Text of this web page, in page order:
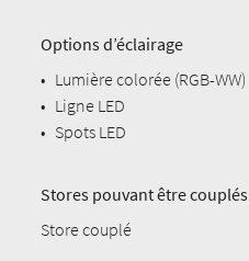
Options d’éclairage
• Lumière colorée (RGB-WW)
• Ligne LED
• Spots LED
Stores pouvant être couplés
Store couplé